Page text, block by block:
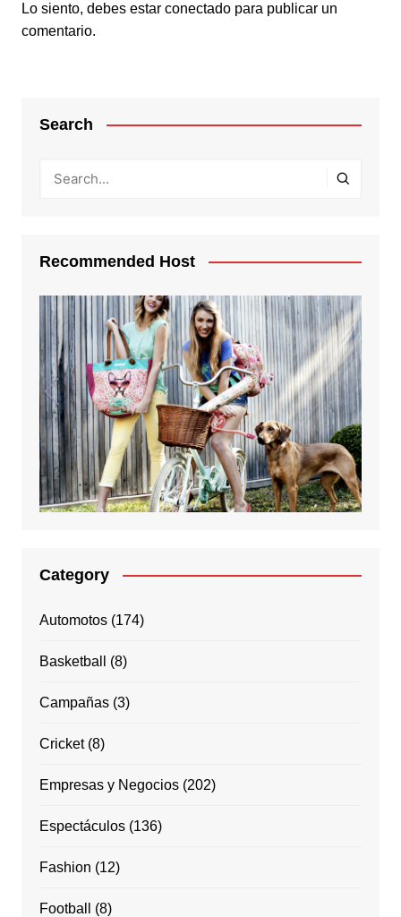
Lo siento, debes estar conectadopara publicar un
comentario.
Search
Recommended Host
Category
Automotos(174)
Basketball (8)
Campañas(3)
Cricket(8)
Empresas y Negocios(202)
Espectáculos(136)
Fashion (12)
Football (8)